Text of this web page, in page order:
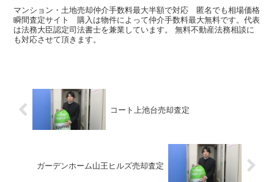
マンション・土地売却仲介手数料最大半額で対応 匿名でも相場価格
瞬間査定サイト 購入は物件によって仲介手数料最大無料です。代表
は法務大臣認定司法書士を兼業しています。 無料不動産法務相談に
も対応させて頂きます。
コート上池台売却査定
ガーデンホーム山王ヒルズ売却査定